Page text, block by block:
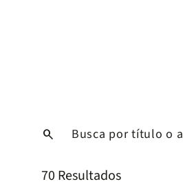
search
70 Resultados